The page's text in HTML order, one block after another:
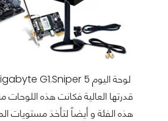
هذه الفئة و أيضاً لتأخذ مستويات